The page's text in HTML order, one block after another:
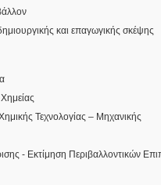
και επαγωγικής σκέψης
Τεχνολογίας – Μηχανικής
- Εκτίμηση Περιβαλλοντικών